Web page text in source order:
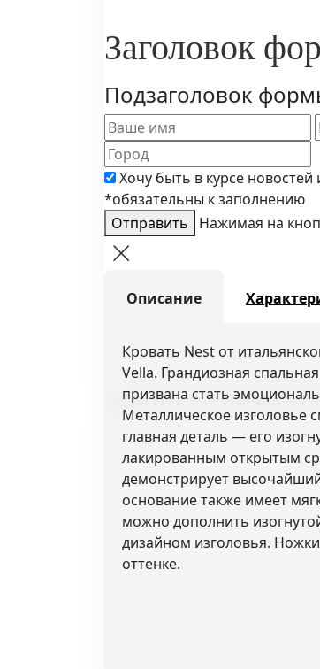
Заголовок
Подзаголовок
Хочу быть в курсе
*обязательны к заполнению
Отправить
Нажимая на
Описание
Кровать Nest от
Vella. Грандиозная
призвана стать
Металлическое изголовье
главная деталь — его
лакированным открытым
демонстрирует
основание также имеет
можно дополнить
дизайном изголовья.
оттенке.